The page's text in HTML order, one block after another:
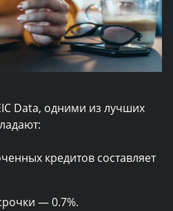
Data, одними из лучших
кредитов составляет
— 0.7%.